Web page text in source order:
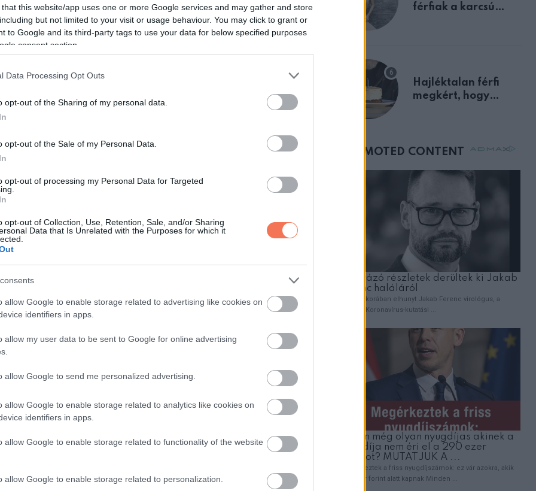
that this website/app uses one or more Google services and may gather and store
but not limited to your visit or usage behaviour. You may click to grant or
to Google and its third-party tags to use your data for below specified purposes
consent section.
Data Processing Opt Outs
opt-out of the Sharing of my personal data.
opt-out of the Sale of my Personal Data.
opt-out of processing my Personal Data for Targeted
opt-out of Collection, Use, Retention, Sale, and/or Sharing
Data that Is Unrelated with the Purposes for which it
allow Google to enable storage related to advertising like cookies on
identifiers in apps.
allow my user data to be sent to Google for online advertising
allow Google to send me personalized advertising.
allow Google to enable storage related to analytics like cookies on
identifiers in apps.
allow Google to enable storage related to functionality of the website
allow Google to enable storage related to personalization.
Karason?
kutatott „gyógymódot” vagy alternatív kezelést alkalmazott. Úgy
vele, hogy semmit sem lehet tenni a bőrével. Amikor elkezdte
elkezdte a bőrére kenni.
férfiak a karcsú
Hajléktalan férfi
megkért, hogy
mellettem ült az első